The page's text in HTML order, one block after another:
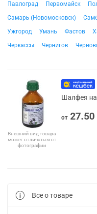
Павлоград
Первомайск
Самарь (Новомосковск)
Ужгород
Умань Фастов
Черкассы
Чернигов
Внешний вид товара
может отличаться от
фотографии
Шалфея
от 27.50
Все о товаре